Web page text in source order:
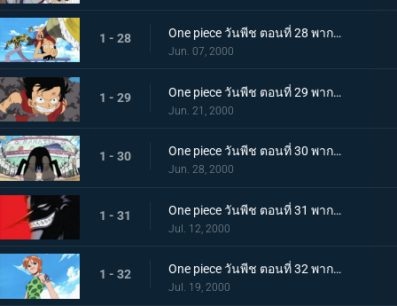
1 - 28 One piece วันพีช ตอนที่ 28 พากย์ไทย ฉันไม่ตายหรอก! ศึกอันดุเดือด ลูฟี่ ปะทะ ครีก
Jun. 07, 2000
1 - 29 One piece วันพีช ตอนที่ 29 พากย์ไทย การต่อสู้ที่เสี่ยงตาย กับหอกแห่งความมุ่งมั่น!
Jun. 21, 2000
1 - 30 One piece วันพีช ตอนที่ 30 พากย์ไทย ออกเดินทาง กุ๊กทะเลร่วมทางไปกับลูฟี่
Jun. 28, 2000
1 - 31 One piece วันพีช ตอนที่ 31 พากย์ไทย บุรุษผู้ชั่วร้ายที่สุดแห่งอีสบลู โจรสลัดมนุษย์เงือก อารอง
Jul. 12, 2000
1 - 32 One piece วันพีช ตอนที่ 32 พากย์ไทย นางมารร้ายแห่งหมู่บ้านโคโคยาชิ เสนาธิการสาวของอารอง
Jul. 19, 2000